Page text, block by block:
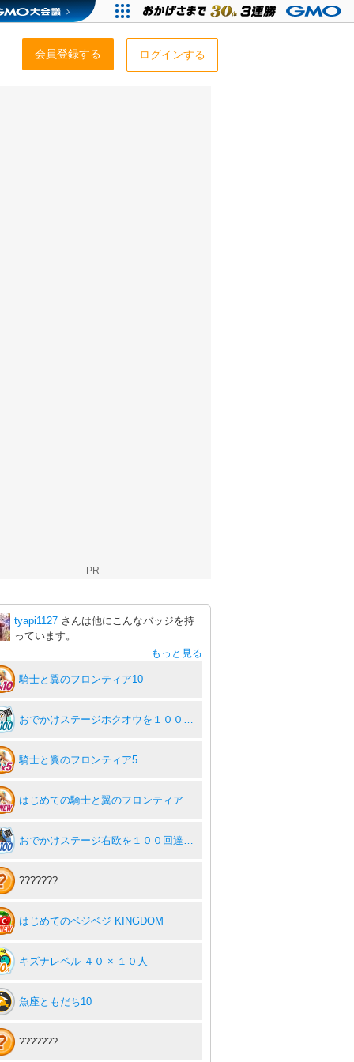
会員登録する ログインする
PR
tyapi1127 さんは他にこんなバッジを持
っています。
もっと見る
騎士と翼のフロンティア10
おでかけステージホクオウを１００回達成度１００％
騎士と翼のフロンティア5
はじめての騎士と翼のフロンティア
おでかけステージ右欧を１００回達成度１００％
???????
はじめてのベジベジ KINGDOM
キズナレベル ４０ × １０人
魚座ともだち10
???????